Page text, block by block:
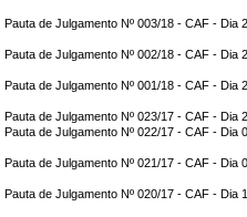
Pauta de Julgamento Nº 003/18 - CAF - Dia
Pauta de Julgamento Nº 002/18 - CAF - Dia
Pauta de Julgamento Nº 001/18 - CAF - Dia
Pauta de Julgamento Nº 023/17 - CAF - Dia
Pauta de Julgamento Nº 022/17 - CAF - Dia
Pauta de Julgamento Nº 021/17 - CAF - Dia
Pauta de Julgamento Nº 020/17 - CAF - Dia